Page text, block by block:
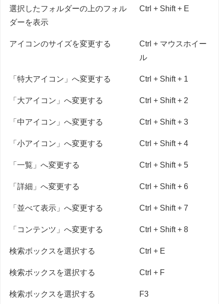
選択したフォルダーの上のフォル
ダーを表示
Ctrl + Shift + E
アイコンのサイズを変更する
Ctrl + マウスホイー
ル
「特大アイコン」へ変更する Ctrl + Shift + 1
「大アイコン」へ変更する Ctrl + Shift + 2
「中アイコン」へ変更する Ctrl + Shift + 3
「小アイコン」へ変更する Ctrl + Shift + 4
「一覧」へ変更する Ctrl + Shift + 5
「詳細」へ変更する Ctrl + Shift + 6
「並べて表示」へ変更する Ctrl + Shift + 7
「コンテンツ」へ変更する Ctrl + Shift + 8
検索ボックスを選択する Ctrl + E
検索ボックスを選択する Ctrl + F
検索ボックスを選択する F3